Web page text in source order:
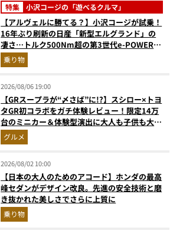
特集 小沢コージの「遊べるクルマ」
【アルヴェルに勝てる？】小沢コージが試乗！
16年ぶり刷新の日産「新型エルグランド」の
凄さ…トルク500Nm超の第3世代e-POWER＆
和の格調高きデザインを徹底チェック
乗り物
2026/08/06 19:00
【GRスープラが“〆さば”に!?】スシロー×トヨ
タGR初コラボをガチ体験レビュー！限定14万
台のミニカー＆体験型演出に大人も子供も大興
奮間違いなし
グルメ
2026/08/02 10:00
【日本の大人のためのアコード】ホンダの最高
峰セダンがデザイン改良。先進の安全技術と磨
き抜かれた美しさでさらに上質に
乗り物